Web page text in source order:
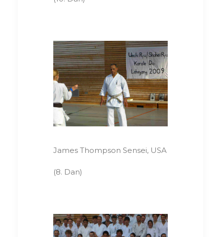
James Thompson Sensei, USA
(8. Dan)